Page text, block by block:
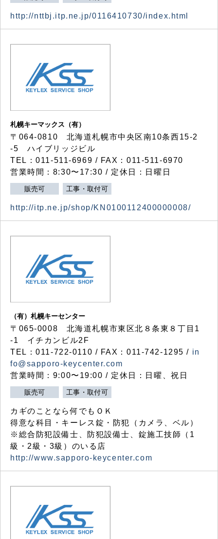
http://nttbj.itp.ne.jp/0116410730/index.html
札幌キーマックス（有）
〒064-0810 北海道札幌市中央区南10条西15-2
-5 ハイブリッジビル
TEL：011-511-6969 / FAX：011-511-6970
営業時間：8:30〜17:30 / 定休日：日曜日
販売可 工事・取付可
http://itp.ne.jp/shop/KN0100112400000008/
（有）札幌キーセンター
〒065-0008 北海道札幌市東区北８条東８丁目1
-1 イチカンビル2F
TEL：011-722-0110 / FAX：011-742-1295 / in
fo@sapporo-keycenter.com
営業時間：9:00〜19:00 / 定休日：日曜、祝日
販売可 工事・取付可
カギのことなら何でもＯＫ
得意な科目・キーレス錠・防犯（カメラ、ベル）
※総合防犯設備士、防犯設備士、錠施工技師（1
級・2級・3級）のいる店
http://www.sapporo-keycenter.com